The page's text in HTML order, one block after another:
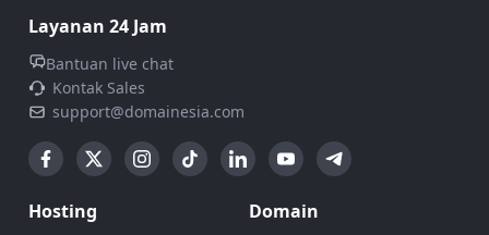
Layanan 24 Jam
Bantuan live chat
Kontak Sales
support@domainesia.com
Hosting Domain